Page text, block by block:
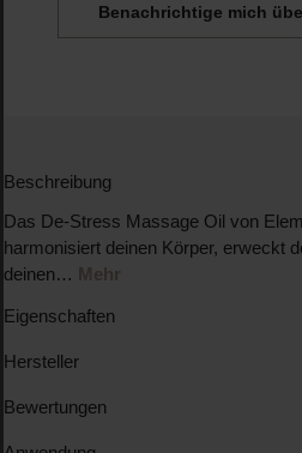
Benachrichtige mich
Beschreibung
Das De-Stress Massage Oil von
harmonisiert deinen Körper, erweckt
deinen… Mehr
Eigenschaften
Hersteller
Bewertungen